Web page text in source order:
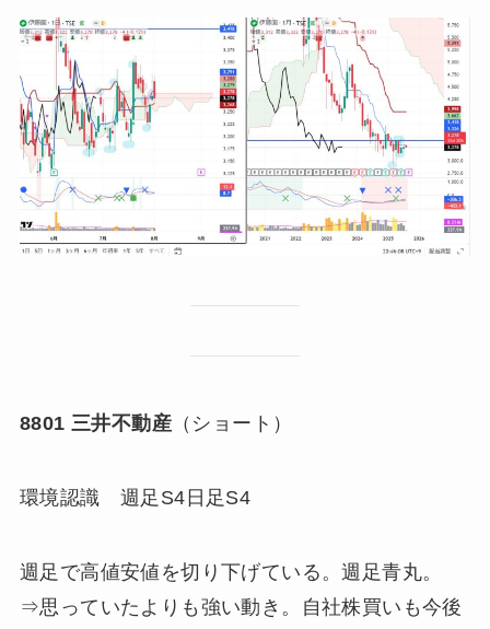
8801 三井不動産（ショート）
環境認識 週足S4日足S4
週足で高値安値を切り下げている。週足青丸。
⇒思っていたよりも強い動き。自社株買いも今後